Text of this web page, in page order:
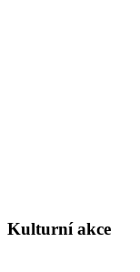
Kulturní akce